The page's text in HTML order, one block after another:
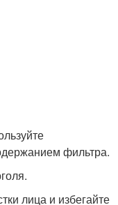
фильтра.
лица и избегайте